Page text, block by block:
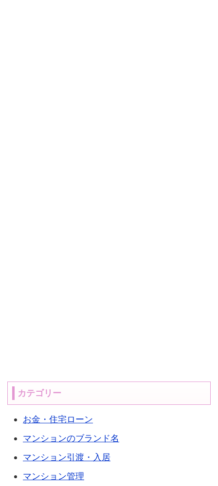
カテゴリー
お金・住宅ローン
マンションのブランド名
マンション引渡・入居
マンション管理